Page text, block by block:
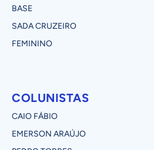
BASE
SADA CRUZEIRO
FEMININO
COLUNISTAS
CAIO FÁBIO
EMERSON ARAÚJO